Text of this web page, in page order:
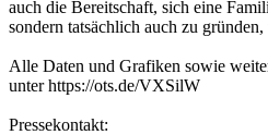
auch die Bereitschaft, sich eine
sondern tatsächlich auch zu
Alle Daten und Grafiken sowie
unter https://ots.de/VXSilW
Pressekontakt: